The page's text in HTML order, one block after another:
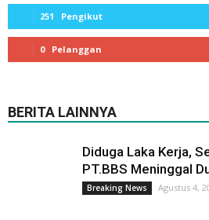
251 Pengikut
0 Pelanggan
BERITA LAINNYA
Diduga Laka Kerja,
PT.BBS Meninggal
Breaking News Agustus 4,